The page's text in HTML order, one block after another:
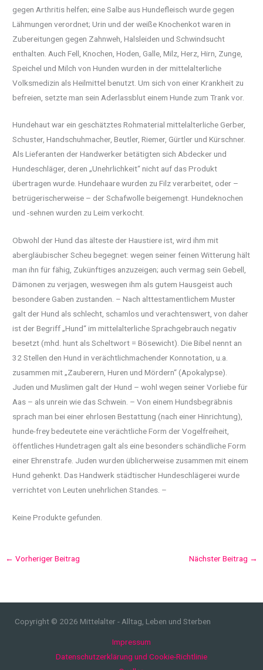
gegen Arthritis helfen; eine Salbe aus Hundefleisch wurde gegen
Lähmungen verordnet; Urin und der weiße Knochenkot waren in
Zubereitungen gegen Zahnweh, Halsleiden und Schwindsucht
enthalten. Auch Fell, Knochen, Hoden, Galle, Milz, Herz, Hirn, Zunge,
Speichel und Milch von Hunden wurden in der mittelalterliche
Volksmedizin als Heilmittel benutzt. Um sich von einer Krankheit zu
befreien, setzte man sein Aderlassblut einem Hunde zum Trank vor.
Hundehaut war ein geschätztes Rohmaterial mittelalterliche Gerber,
Schuster, Handschuhmacher, Beutler, Riemer, Gürtler und Kürschner.
Als Lieferanten der Handwerker betätigten sich Abdecker und
Hundeschläger, deren „Unehrlichkeit“ nicht auf das Produkt
übertragen wurde. Hundehaare wurden zu Filz verarbeitet, oder –
betrügerischerweise – der Schafwolle beigemengt. Hundeknochen
und -sehnen wurden zu Leim verkocht.
Obwohl der Hund das älteste der Haustiere ist, wird ihm mit
abergläubischer Scheu begegnet: wegen seiner feinen Witterung hält
man ihn für fähig, Zukünftiges anzuzeigen; auch vermag sein Gebell,
Dämonen zu verjagen, weswegen ihm als gutem Hausgeist auch
besondere Gaben zustanden. – Nach alttestamentlichem Muster
galt der Hund als schlecht, schamlos und verachtenswert, von daher
ist der Begriff „Hund“ im mittelalterliche Sprachgebrauch negativ
besetzt (mhd. hunt als Scheltwort = Bösewicht). Die Bibel nennt an
32 Stellen den Hund in verächtlichmachender Konnotation, u.a.
zusammen mit „Zauberern, Huren und Mördern“ (Apokalypse).
Juden und Muslimen galt der Hund – wohl wegen seiner Vorliebe für
Aas – als unrein wie das Schwein. – Von einem Hundsbegräbnis
sprach man bei einer ehrlosen Bestattung (nach einer Hinrichtung),
hunde-frey bedeutete eine verächtliche Form der Vogelfreiheit,
öffentliches Hundetragen galt als eine besonders schändliche Form
einer Ehrenstrafe. Juden wurden üblicherweise zusammen mit einem
Hund gehenkt. Das Handwerk städtischer Hundeschlägerei wurde
verrichtet von Leuten unehrlichen Standes. –
Keine Produkte gefunden.
← Vorheriger Beitrag Nächster Beitrag →
Copyright © 2026 Mittelalter - Alltag, Leben und Sterben
Impressum
Datenschutzerklärung und Cookie-Richtlinie